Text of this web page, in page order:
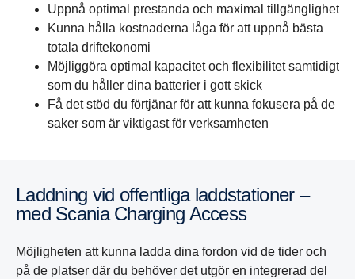
Uppnå optimal prestanda och maximal tillgänglighet
Kunna hålla kostnaderna låga för att uppnå bästa
totala driftekonomi
Möjliggöra optimal kapacitet och flexibilitet samtidigt
som du håller dina batterier i gott skick
Få det stöd du förtjänar för att kunna fokusera på de
saker som är viktigast för verksamheten
Laddning vid offentliga laddstationer –
med Scania Charging Access
Möjligheten att kunna ladda dina fordon vid de tider och
på de platser där du behöver det utgör en integrerad del